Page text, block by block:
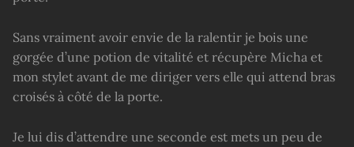
Sans vraiment avoir envie de la ralentir je bois une
gorgée d’une potion de vitalité et récupère Micha et
mon stylet avant de me diriger vers elle qui attend bras
croisés à côté de la porte.
Je lui dis d’attendre une seconde est mets un peu de